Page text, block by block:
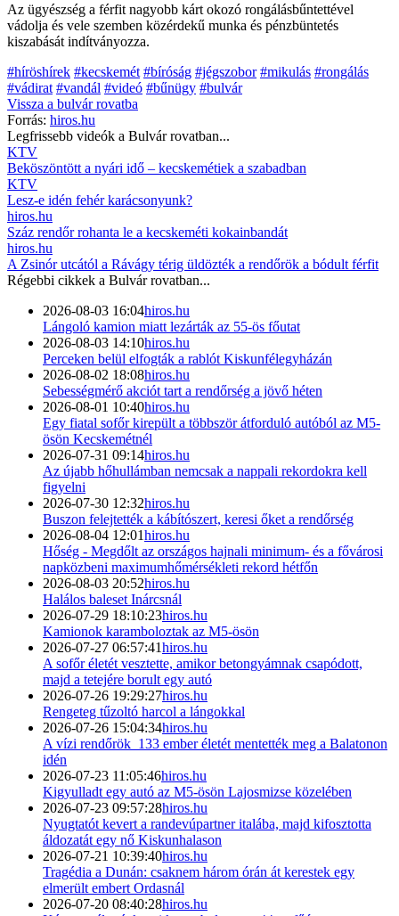
Az ügyészség a férfit nagyobb kárt okozó rongálásbűntettével
vádolja és vele szemben közérdekű munka és pénzbüntetés
kiszabását indítványozza.
#híröshírek #kecskemét #bíróság #jégszobor #mikulás #rongálás
#vádirat #vandál #videó #bűnügy #bulvár
Vissza a bulvárrovatba
Forrás: hiros.hu
Legfrissebb videók a Bulvárrovatban...
KTV
Beköszöntött a nyári idő – kecskemétiek a szabadban
KTV
Lesz-e idén fehér karácsonyunk?
hiros.hu
Száz rendőr rohanta le a kecskeméti kokainbandát
hiros.hu
A Zsinór utcától a Rávágy térig üldözték a rendőrök a bódult férfit
Régebbi cikkek a Bulvárrovatban...
2026-08-03 16:04hiros.hu
Lángoló kamion miatt lezárták az 55-ös főutat
2026-08-03 14:10hiros.hu
Perceken belül elfogták a rablót Kiskunfélegyházán
2026-08-02 18:08hiros.hu
Sebességmérő akciót tart a rendőrség a jövő héten
2026-08-01 10:40hiros.hu
Egy fiatal sofőr kirepült a többször átforduló autóból az M5-
ösön Kecskemétnél
2026-07-31 09:14hiros.hu
Az újabb hőhullámban nemcsak a nappali rekordokra kell
figyelni
2026-07-30 12:32hiros.hu
Buszon felejtették a kábítószert, keresi őket a rendőrség
2026-08-04 12:01hiros.hu
Hőség - Megdőlt az országos hajnali minimum- és a fővárosi
napközbeni maximumhőmérsékleti rekord hétfőn
2026-08-03 20:52hiros.hu
Halálos baleset Inárcsnál
2026-07-29 18:10:23hiros.hu
Kamionok karamboloztak az M5-ösön
2026-07-27 06:57:41hiros.hu
A sofőr életét vesztette, amikor betongyámnak csapódott,
majd a tetejére borult egy autó
2026-07-26 19:29:27hiros.hu
Rengeteg tűzoltó harcol a lángokkal
2026-07-26 15:04:34hiros.hu
A vízi rendőrök 133 ember életét mentették meg a Balatonon
idén
2026-07-23 11:05:46hiros.hu
Kigyulladt egy autó az M5-ösön Lajosmizse közelében
2026-07-23 09:57:28hiros.hu
Nyugtatót kevert a randevúpartner italába, majd kifosztotta
áldozatát egy nő Kiskunhalason
2026-07-21 10:39:40hiros.hu
Tragédia a Dunán: csaknem három órán át kerestek egy
elmerült embert Ordasnál
2026-07-20 08:40:28hiros.hu